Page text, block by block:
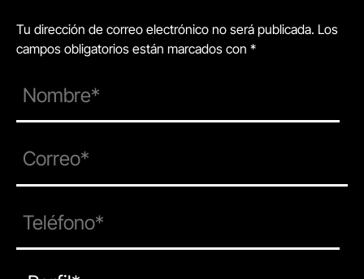
Tu dirección de correo electrónico no será publicada. Los
campos obligatorios están marcados con *